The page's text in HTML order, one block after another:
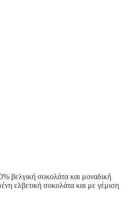
βελγική σοκολάτα και μοναδική
ελβετική σοκολάτα και με γέμιση